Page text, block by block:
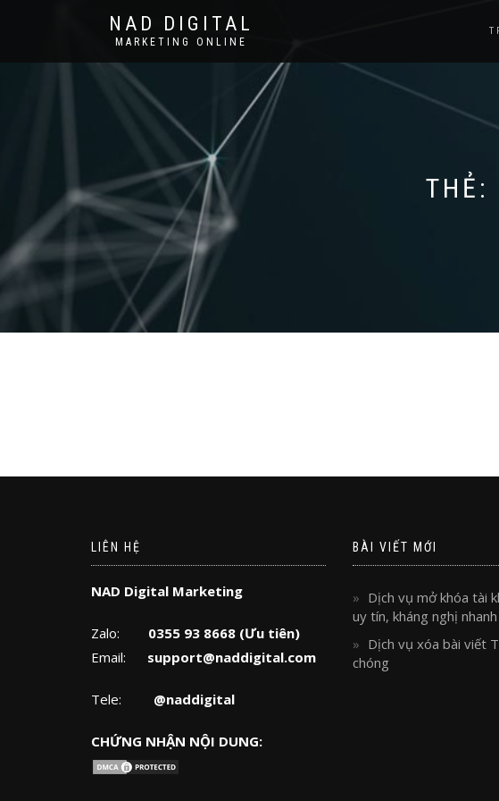
NAD DIGITAL
MARKETING ONLINE
THẺ:
LIÊN HỆ
NAD Digital Marketing
Zalo: 0355 93 8668 (Ưu tiên)
Email: support@naddigital.com
Tele: @naddigital
CHỨNG NHẬN NỘI DUNG:
BÀI VIẾT MỚI
Dịch vụ mở khóa tài
uy tín, kháng nghị nhanh
Dịch vụ xóa bài viết
chóng